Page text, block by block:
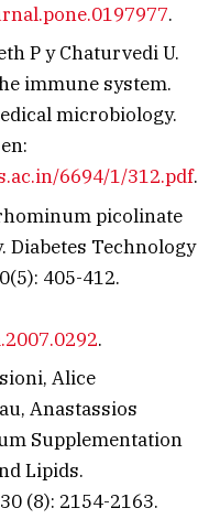
.
P y Chaturvedi U.
immune system.
microbiology.
6694/1/312.pdf.
picolinate
Diabetes Technology
405-412.
.
, Alice
, Anastassios
Supplementation
Lipids.
30 (8): 2154-2163.